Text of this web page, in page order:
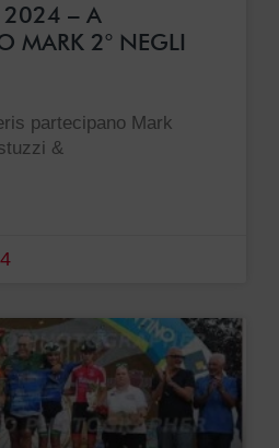
2024 – A
MARK 2° NEGLI
partecipano Mark
&